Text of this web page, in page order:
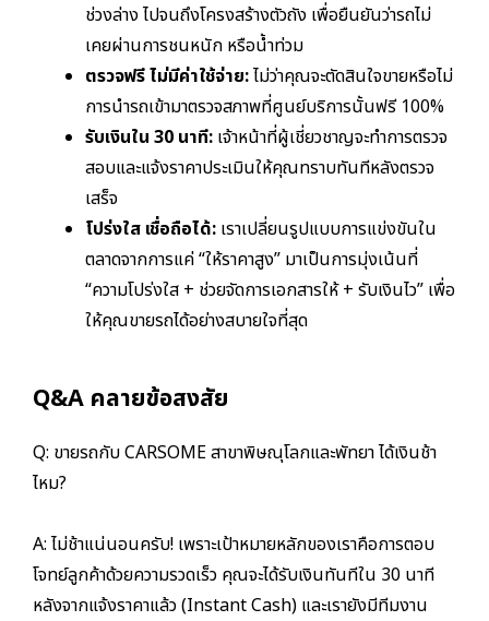
ช่วงล่าง ไปจนถึงโครงสร้างตัวถัง เพื่อยืนยันว่ารถไม่
เคยผ่านการชนหนัก หรือน้ำท่วม
ตรวจฟรี ไม่มีค่าใช้จ่าย:ไม่ว่าคุณจะตัดสินใจขายหรือไม่
การนำรถเข้ามาตรวจสภาพที่ศูนย์บริการนั้นฟรี 100%
รับเงินใน 30 นาที: เจ้าหน้าที่ผู้เชี่ยวชาญจะทำการตรวจ
สอบและแจ้งราคาประเมินให้คุณทราบทันทีหลังตรวจ
เสร็จ
โปร่งใส เชื่อถือได้: เราเปลี่ยนรูปแบบการแข่งขันใน
ตลาดจากการแค่ “ให้ราคาสูง” มาเป็นการมุ่งเน้นที่
“ความโปร่งใส + ช่วยจัดการเอกสารให้ + รับเงินไว” เพื่อ
ให้คุณขายรถได้อย่างสบายใจที่สุด
Q&A คลายข้อสงสัย
Q: ขายรถกับ CARSOME สาขาพิษณุโลกและพัทยา ได้เงินช้า
ไหม?
A: ไม่ช้าแน่นอนครับ! เพราะเป้าหมายหลักของเราคือการตอบ
โจทย์ลูกค้าด้วยความรวดเร็ว คุณจะได้รับเงินทันทีใน 30 นาที
หลังจากแจ้งราคาแล้ว (Instant Cash) และเรายังมีทีมงาน